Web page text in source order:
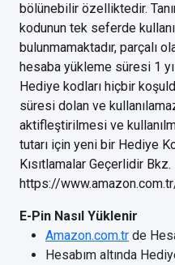
bölünebilir özelliktedir.
kodunun tek seferde
bulunmamaktadır, parçalı
hesaba yükleme süresi 1
Hediye kodları hiçbir
süresi dolan ve
aktifleştirilmesi ve
tutarı için yeni bir Hediye
Kısıtlamalar Geçerlidir Bkz.
https://
E-Pin Nasıl Yüklenir
Amazon.com.tr de
Hesabım altında